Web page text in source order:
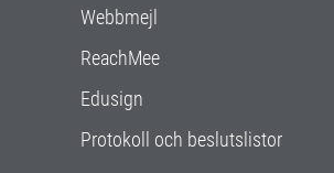
Webbmejl
ReachMee
Edusign
Protokoll och beslutslistor